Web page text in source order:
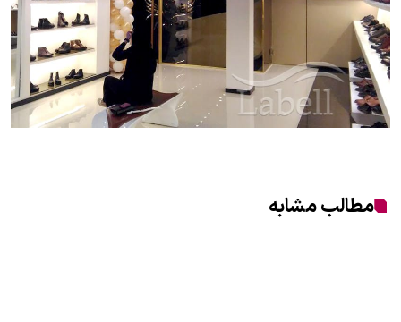
مطالب مشابه